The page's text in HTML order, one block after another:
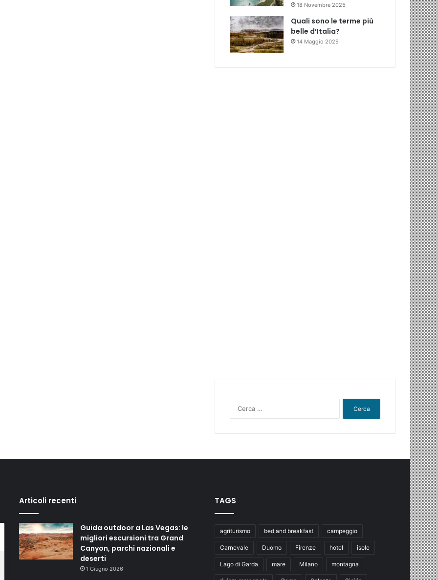
18 Novembre 2025
Quali sono le terme più
belle d’Italia?
14 Maggio 2025
Articoli recenti
Guida outdoor a Las Vegas: le
migliori escursioni tra Grand
Canyon, parchi nazionali e
deserti
1 Giugno 2026
TAGS
agriturismo bed and breakfast campeggio
Carnevale Duomo Firenze hotel isole
Lago di Garda mare Milano montagna